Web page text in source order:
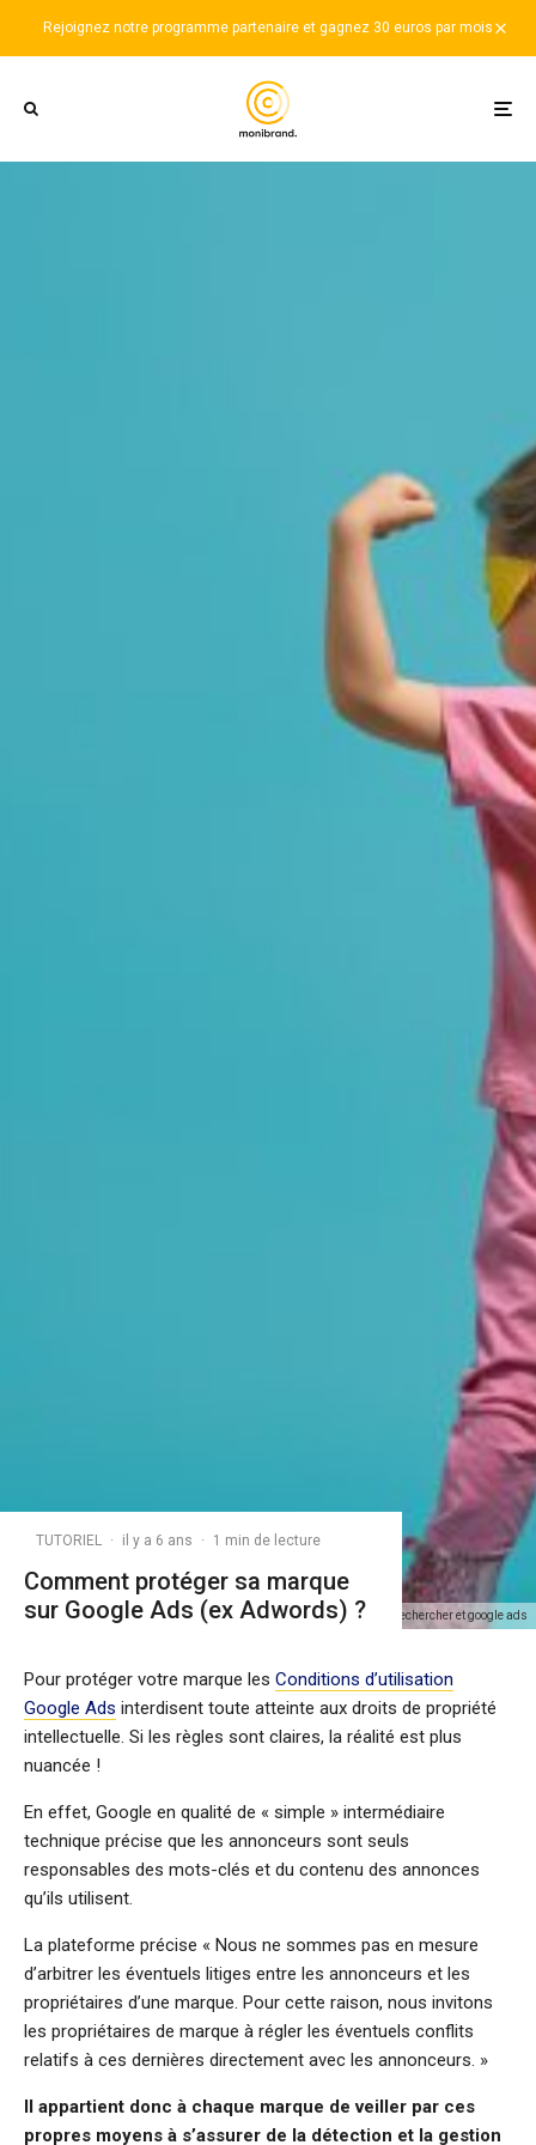
Rejoignez notre programme partenaire et gagnez 30 euros par mois
Protection de la marque sur les moteurs de rechercher et google ads
TUTORIEL · il y a 6 ans · 1 min de lecture
Comment protéger sa marque
sur Google Ads (ex Adwords) ?
Pour protéger votre marque les Conditions d’utilisation
Google Ads interdisent toute atteinte aux droits de propriété
intellectuelle. Si les règles sont claires, la réalité est plus
nuancée !
En effet, Google en qualité de « simple » intermédiaire
technique précise que les annonceurs sont seuls
responsables des mots-clés et du contenu des annonces
qu’ils utilisent.
La plateforme précise « Nous ne sommes pas en mesure
d’arbitrer les éventuels litiges entre les annonceurs et les
propriétaires d’une marque. Pour cette raison, nous invitons
les propriétaires de marque à régler les éventuels conflits
relatifs à ces dernières directement avec les annonceurs. »
Il appartient donc à chaque marque de veiller par ces
propres moyens à s’assurer de la détection et la gestion